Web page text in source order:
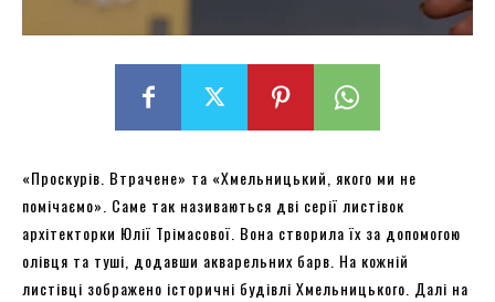
«Проскурів. Втрачене» та «Хмельницький, якого ми не
помічаємо». Саме так називаються дві серії листівок
архітекторки Юлії Трімасової. Вона створила їх за допомогою
олівця та туші, додавши акварельних барв. На кожній
листівці зображено історичні будівлі Хмельницького. Далі на